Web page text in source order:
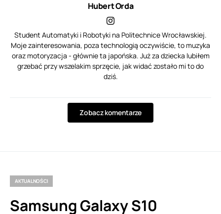
Hubert Orda
Student Automatyki i Robotyki na Politechnice Wrocławskiej.
Moje zainteresowania, poza technologią oczywiście, to muzyka
oraz motoryzacja - głównie ta japońska. Już za dziecka lubiłem
grzebać przy wszelakim sprzęcie, jak widać zostało mi to do
dziś.
Zobacz komentarze
AKTUALNOŚCI
Samsung Galaxy S10